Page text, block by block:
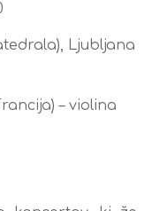
Ljubljana
– violina